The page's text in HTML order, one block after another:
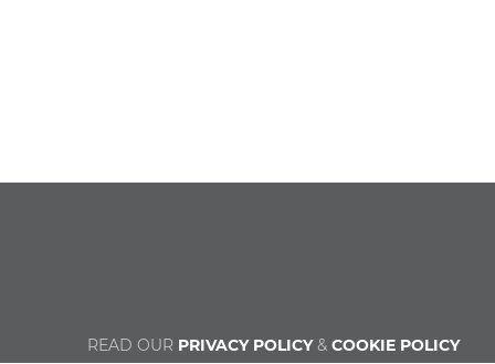
READ OUR PRIVACY POLICY& COOKIE POLICY